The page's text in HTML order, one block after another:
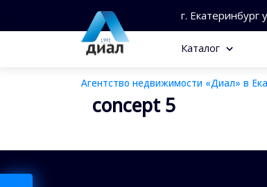
г. Екатеринбург
Каталог
Агентство недвижимости «Диал» в
concept 5